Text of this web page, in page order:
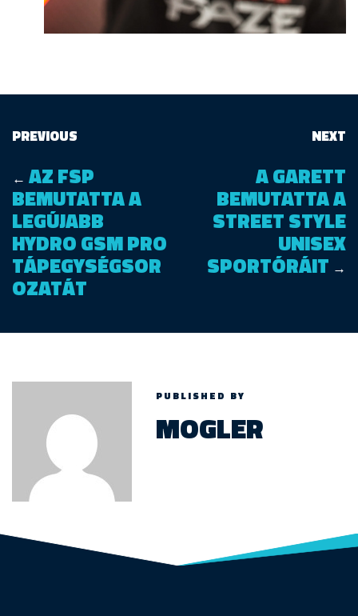
PREVIOUS
← AZ FSP
BEMUTATTA A
LEGÚJABB
HYDRO GSM PRO
TÁPEGYSÉGSOR
OZATÁT
NEXT
A GARETT
BEMUTATTA A
STREET STYLE
UNISEX
SPORTÓRÁIT →
PUBLISHED BY
MOGLER